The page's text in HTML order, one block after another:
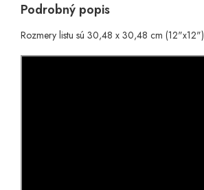
Podrobný popis
Rozmery listu sú 30,48 x 30,48 cm (12"x12")